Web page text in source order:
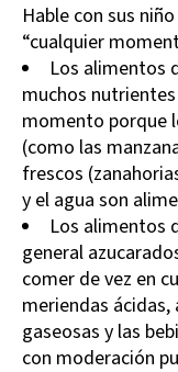
Hable con sus
“cualquier
Los alimentos
muchos
momento porque
(como las
frescos
y el agua son
Los alimentos
general
comer de vez en
meriendas
gaseosas y las
con moderación